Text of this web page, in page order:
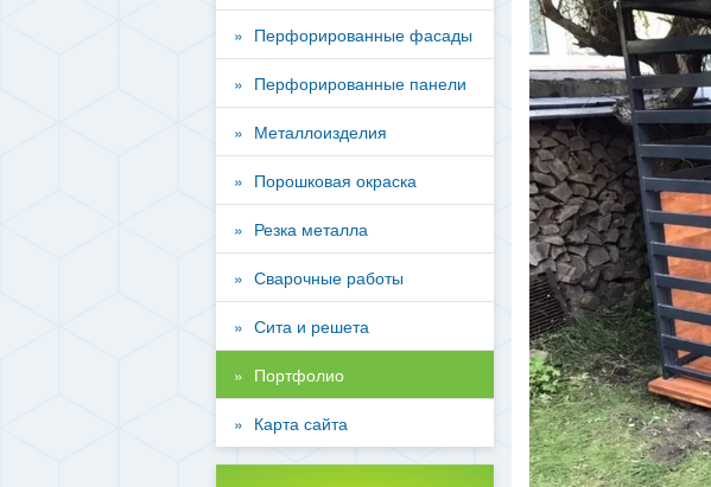
Перфорированные фасады
Перфорированные панели
Металлоизделия
Порошковая окраска
Резка металла
Сварочные работы
Сита и решета
Портфолио
Карта сайта